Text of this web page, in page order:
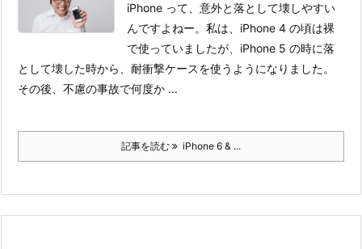
iPhone って、意外と落として壊しやすい
んですよねー。私は、iPhone 4 の頃は裸
で使っていましたが、iPhone 5 の時に落
として壊した時から、耐衝撃ケースを使うようになりました。
その後、不慮の事故で何度か ...
記事を読む iPhone 6 & ...